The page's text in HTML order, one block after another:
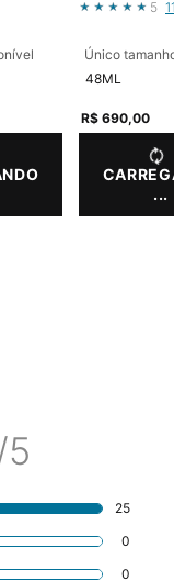
tratando cinco
rugas
5
Único
48ML
R$ 690,00
...
25
0
0